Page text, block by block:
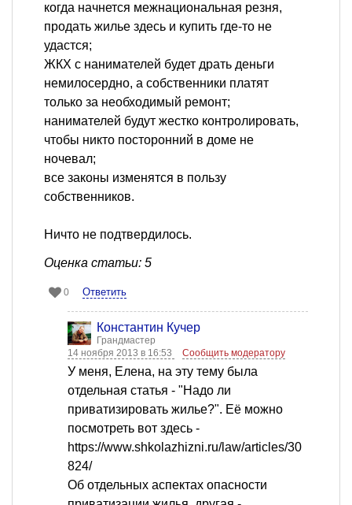
когда начнется межнациональная резня,
продать жилье здесь и купить где-то не
удастся;
ЖКХ с нанимателей будет драть деньги
немилосердно, а собственники платят
только за необходимый ремонт;
нанимателей будут жестко контролировать,
чтобы никто посторонний в доме не
ночевал;
все законы изменятся в пользу
собственников.
Ничто не подтвердилось.
Оценка статьи: 5
0 Ответить
Константин Кучер
Грандмастер
14 ноября 2013 в 16:53
Сообщить модератору
У меня, Елена, на эту тему была
отдельная статья - "Надо ли
приватизировать жилье?". Её можно
посмотреть вот здесь -
https://www.shkolazhizni.ru/law/articles/30
824/
Об отдельных аспектах опасности